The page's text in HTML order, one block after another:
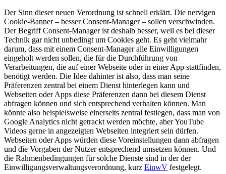
Der Sinn dieser neuen Verordnung ist schnell erklärt. Die nervigen
Cookie-Banner – besser Consent-Manager – sollen verschwinden.
Der Begriff Consent-Manager ist deshalb besser, weil es bei dieser
Technik gar nicht unbedingt um Cookies geht. Es geht vielmahr
darum, dass mit einem Consent-Manager alle Einwilligungen
eingeholt werden sollen, die für die Durchführung von
Verarbeitungen, die auf einer Webseite oder in einer App stattfinden,
benötigt werden. Die Idee dahinter ist also, dass man seine
Präferenzen zentral bei einem Dienst hinterlegen kann und
Webseiten oder Apps diese Präferenzen dann bei diesem Dienst
abfragen können und sich entsprechend verhalten können. Man
könnte also beispielsweise einerseits zentral festlegen, dass man von
Google Analytics nicht getrackt werden möchte, aber YouTube
Videos gerne in angezeigten Webseiten integriert sein dürfen.
Webseiten oder Apps würden diese Voreinstellungen dann abfragen
und die Vorgaben der Nutzer entsprechend umsetzen können. Und
die Rahmenbedingungen für solche Dienste sind in der der
Einwilligungsverwaltungsverordnung, kurz EinwV festgelegt.